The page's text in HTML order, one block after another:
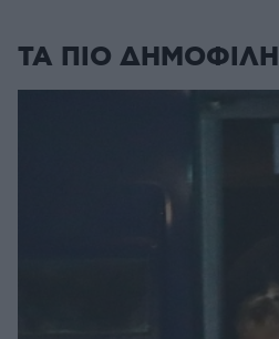
ΤΑ ΠΙΟ ΔΗΜΟΦΙΛΗ